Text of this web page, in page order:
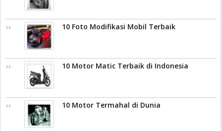
10 Foto Modifikasi Mobil Terbaik
10 Motor Matic Terbaik di Indonesia
10 Motor Termahal di Dunia